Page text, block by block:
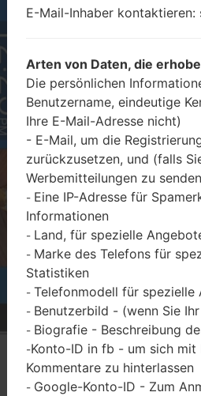
Laden Sie das
Sie jedoch
GT-P7320
Version
Die
Detalierte
gibt es hier
DATEINAME
DATEIGRÖSSE
OS
CSC AUSFÜHRUNG
E-Mail-Inhaber
Arten von Daten, die
Die persönlichen
Benutzername, eindeutige
Ihre E-Mail-Adresse nicht)
- E-Mail, um die
zurückzusetzen, und (falls
Werbemitteilungen zu senden
- Eine IP-Adresse für
Informationen
- Land, für spezielle
- Marke des Telefons für
Statistiken
- Telefonmodell für
- Benutzerbild - (wenn Sie
- Biografie - Beschreibung
-Konto-ID in fb - um sich mit
Kommentare zu hinterlassen
- Google-Konto-ID - Zum